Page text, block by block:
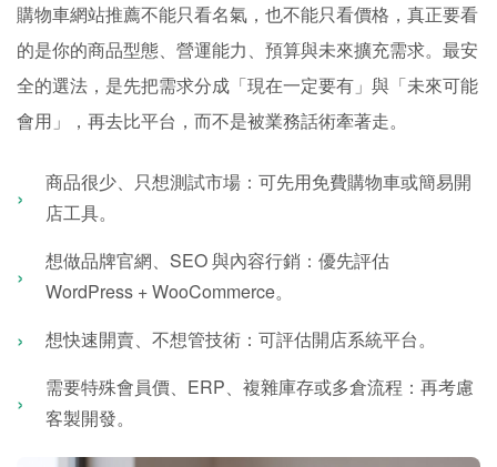
購物車網站推薦不能只看名氣，也不能只看價格，真正要看
的是你的商品型態、營運能力、預算與未來擴充需求。最安
全的選法，是先把需求分成「現在一定要有」與「未來可能
會用」，再去比平台，而不是被業務話術牽著走。
商品很少、只想測試市場：可先用免費購物車或簡易開
店工具。
想做品牌官網、SEO 與內容行銷：優先評估
WordPress + WooCommerce。
想快速開賣、不想管技術：可評估開店系統平台。
需要特殊會員價、ERP、複雜庫存或多倉流程：再考慮
客製開發。